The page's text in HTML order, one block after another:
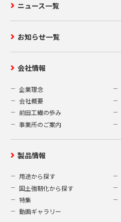
ニュース一覧
お知らせ一覧
会社情報
企業理念
会社概要
前田工繊の歩み
事業所のご案内
製品情報
用途から探す
国土強靭化から探す
特集
動画ギャラリー